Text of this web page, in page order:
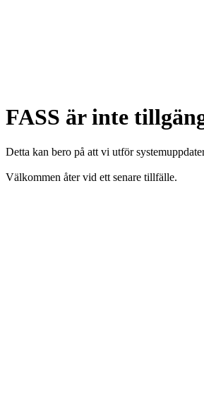
FASS är inte
Detta kan bero på att vi utför
Välkommen åter vid ett senare tillfälle.